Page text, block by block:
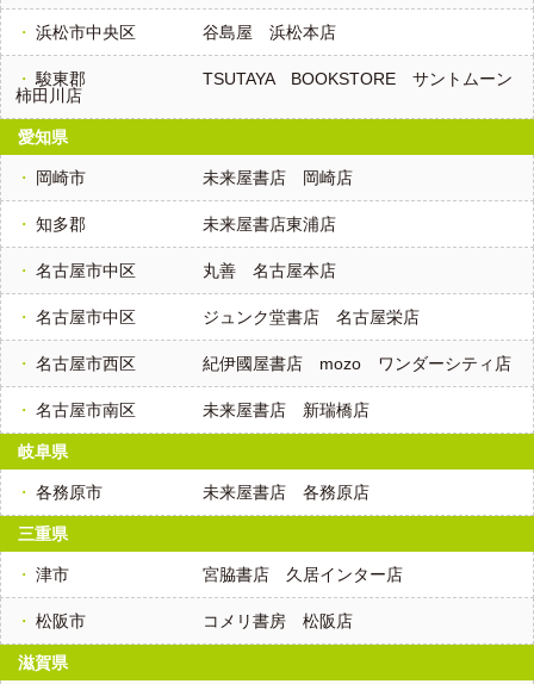
浜松市中央区 谷島屋 浜松本店
駿東郡
TSUTAYA BOOKSTORE サントムーン
柿田川店
愛知県
岡崎市 未来屋書店 岡崎店
知多郡 未来屋書店東浦店
名古屋市中区 丸善 名古屋本店
名古屋市中区 ジュンク堂書店 名古屋栄店
名古屋市西区 紀伊國屋書店 mozo ワンダーシティ店
名古屋市南区 未来屋書店 新瑞橋店
岐阜県
各務原市 未来屋書店 各務原店
三重県
津市 宮脇書店 久居インター店
松阪市 コメリ書房 松阪店
滋賀県